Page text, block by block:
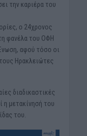
την καριέρα του
ο 24χρονος
φανέλα του ΟΦΗ
αφού τόσο οι
Ηρακλειώτες
διαδικαστικές
η μετακίνησή του
του.